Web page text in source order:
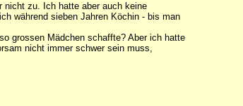
nicht zu. Ich hatte aber auch keine
während sieben Jahren Köchin - bis man
grossen Mädchen schaffte? Aber ich hatte
nicht immer schwer sein muss,